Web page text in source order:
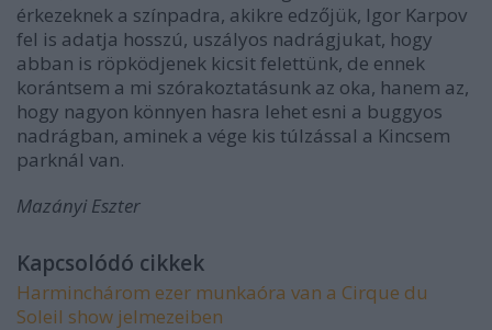
érkezeknek a színpadra, akikre edzőjük, Igor Karpov
fel is adatja hosszú, uszályos nadrágjukat, hogy
abban is röpködjenek kicsit felettünk, de ennek
korántsem a mi szórakoztatásunk az oka, hanem az,
hogy nagyon könnyen hasra lehet esni a buggyos
nadrágban, aminek a vége kis túlzással a Kincsem
parknál van.
Mazányi Eszter
Kapcsolódó cikkek
Harminchárom ezer munkaóra van a Cirque du
Soleil show jelmezeiben